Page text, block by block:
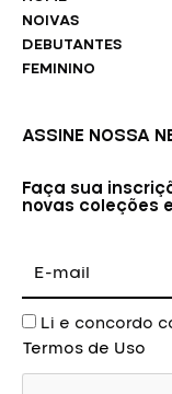
NOIVAS
DEBUTANTES
FEMININO
ASSINE NOSSA
Faça sua
novas coleções
mail
AceiteLi e concordo
Termos de Uso